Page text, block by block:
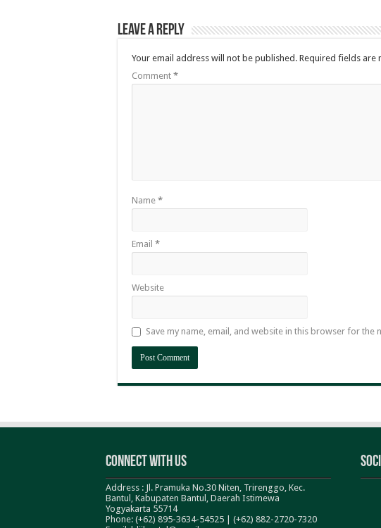
Leave a Reply
Your email address will not be published. Required fields are
Comment *
Name *
Email *
Website
Save my name, email, and website in this browser for the
Connect With Us
Address : Jl. Pramuka No.30 Niten, Trirenggo, Kec.
Bantul, Kabupaten Bantul, Daerah Istimewa
Yogyakarta 55714
Phone: (+62) 895-3634-54525 | (+62) 882-2720-7320